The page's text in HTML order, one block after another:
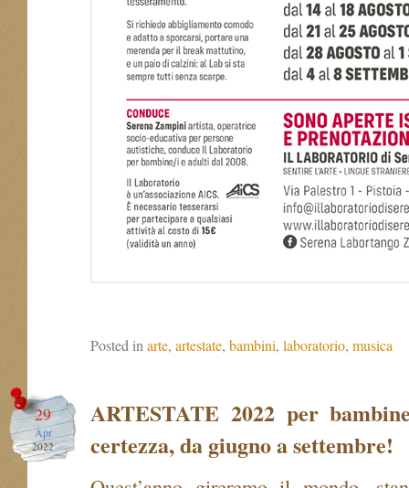
Posted in arte, artestate, bambini, laboratorio, musica
29
Apr
2022
ARTESTATE 2022 per
certezza, da giugno a settembre!